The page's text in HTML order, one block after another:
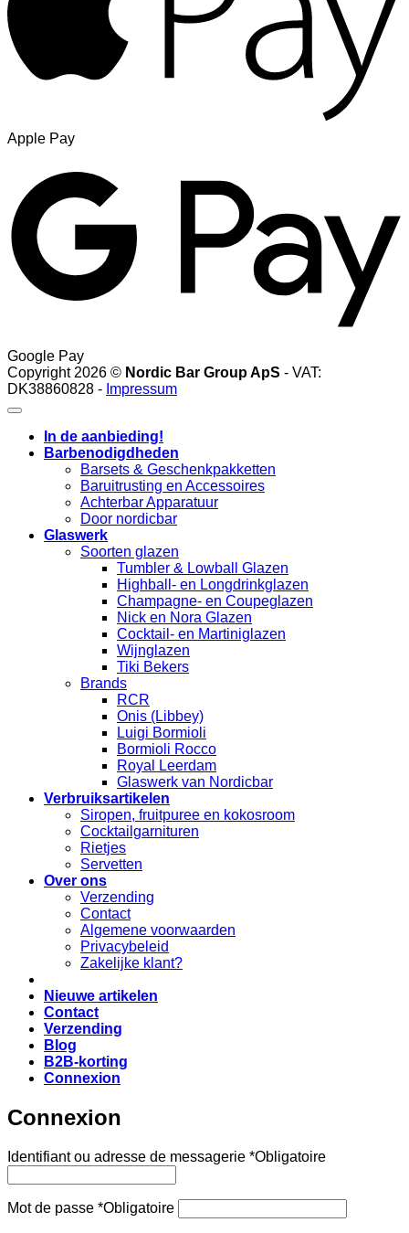
Apple Pay
Google Pay
Copyright 2026 © Nordic Bar Group ApS - VAT:
DK38860828 - Impressum
In de aanbieding!
Barbenodigdheden
Barsets & Geschenkpakketten
Baruitrusting en Accessoires
Achterbar Apparatuur
Door nordicbar
Glaswerk
Soorten glazen
Tumbler & Lowball Glazen
Highball- en Longdrinkglazen
Champagne- en Coupeglazen
Nick en Nora Glazen
Cocktail- en Martiniglazen
Wijnglazen
Tiki Bekers
Brands
RCR
Onis (Libbey)
Luigi Bormioli
Bormioli Rocco
Royal Leerdam
Glaswerk van Nordicbar
Verbruiksartikelen
Siropen, fruitpuree en kokosroom
Cocktailgarnituren
Rietjes
Servetten
Over ons
Verzending
Contact
Algemene voorwaarden
Privacybeleid
Zakelijke klant?
Nieuwe artikelen
Contact
Verzending
Blog
B2B-korting
Connexion
Connexion
Identifiant ou adresse de messagerie *Obligatoire
Mot de passe *Obligatoire